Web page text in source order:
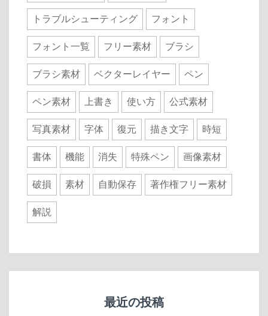
トラブルシューティング フォント
フォント一覧 フリー素材 ブラシ
ブラシ素材 ベクターレイヤー ペン
ペン素材 上書き 使い方 公式素材
写真素材 字体 復元 描き文字 時短
書体 機能 消失 特殊ペン 画像素材
破損 素材 自動保存 著作権フリー素材
解説
最近の投稿